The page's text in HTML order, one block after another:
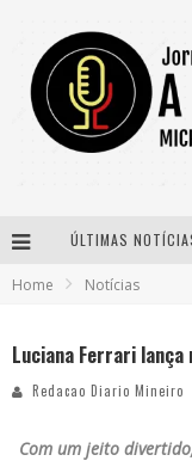
ÚLTIMAS
Home Notícias
Luciana Ferrari lança
Redacao Diario Mineiro
Com um jeito